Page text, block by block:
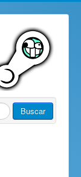
Buscar